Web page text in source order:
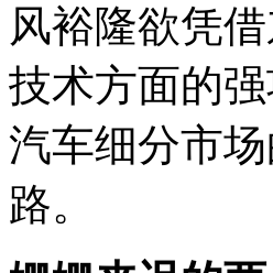
风裕隆欲凭
技术方面的
汽车细分市
路。